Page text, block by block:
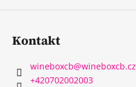
Kontakt
wineboxcb@wineboxcb.cz
+420702002003